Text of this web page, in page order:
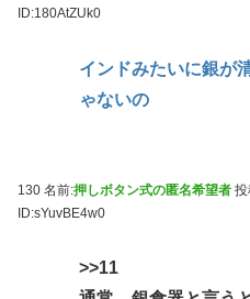
ID:180AtZUk0
インドみたいに銀が
ゃないの
130 名前:押しボタン式の匿名希望者
ID:sYuvBE4w0
>>11